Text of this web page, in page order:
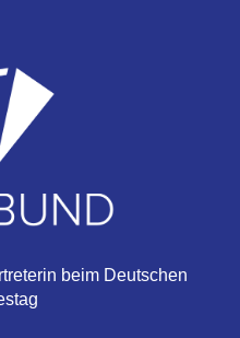
beim Deutschen